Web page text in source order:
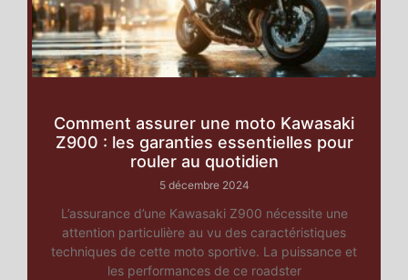
Comment assurer une moto Kawasaki
Z900 : les garanties essentielles pour
rouler au quotidien
5 décembre 2024
L’assurance d’une Kawasaki Z900 nécessite une
attention particulière au vu des caractéristiques
techniques de cette moto sportive. La puissance et
les performances de ce roadster